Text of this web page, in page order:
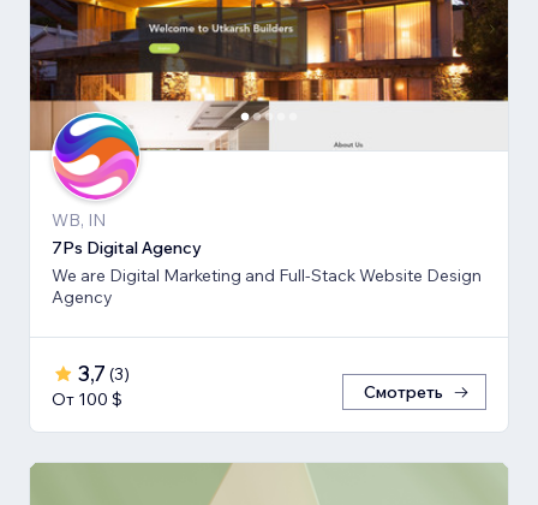
WB, IN
7Ps Digital Agency
We are Digital Marketing and Full-Stack Website Design
Agency
3,7 (3)
От 100 $
Смотреть